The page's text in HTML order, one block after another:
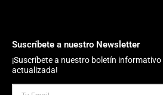
Suscríbete a nuestro Newsletter
¡Suscríbete a nuestro boletín
actualizada!